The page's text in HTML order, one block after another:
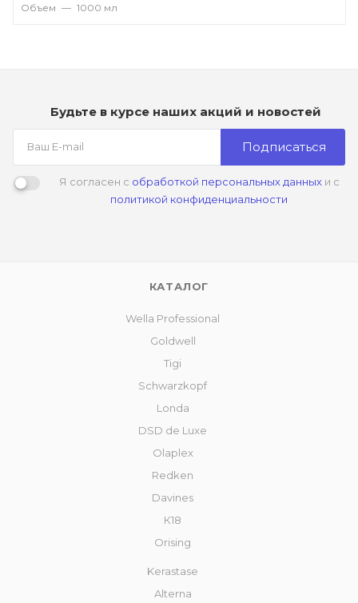
Объем — 1000 мл
Будьте в курсе наших акций и новостей
Подписаться
Я согласен с обработкой персональных данныхи с
политикой конфиденциальности
КАТАЛОГ
Wella Professional
Goldwell
Tigi
Schwarzkopf
Londa
DSD de Luxe
Olaplex
Redken
Davines
К18
Orising
Kerastase
Alterna